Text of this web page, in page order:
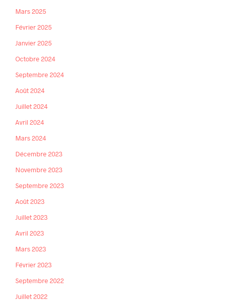
Mars 2025
Février 2025
Janvier 2025
Octobre 2024
Septembre 2024
Août 2024
Juillet 2024
Avril 2024
Mars 2024
Décembre 2023
Novembre 2023
Septembre 2023
Août 2023
Juillet 2023
Avril 2023
Mars 2023
Février 2023
Septembre 2022
Juillet 2022